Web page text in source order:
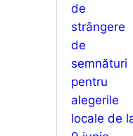
de
strângere
de
semnături
pentru
alegerile
locale de